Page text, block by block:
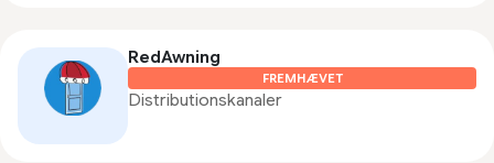
RedAwning
FREMHÆVET
Distributionskanaler